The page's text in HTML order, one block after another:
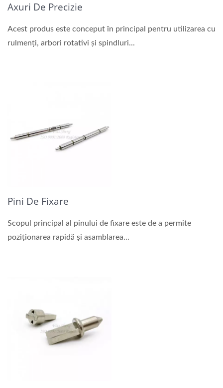
Axuri De Precizie
Acest produs este conceput în principal pentru utilizarea cu
rulmenți, arbori rotativi și spindluri...
Pini De Fixare
Scopul principal al pinului de fixare este de a permite
poziționarea rapidă și asamblarea...